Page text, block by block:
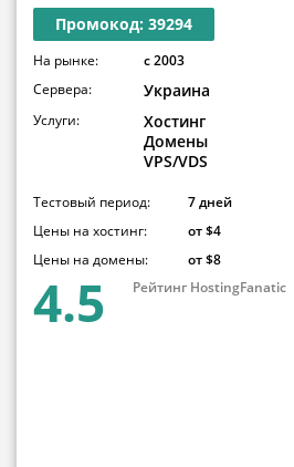
Промокод: 39294
На рынке:
с 2003
Сервера:
Украина
Услуги:
Хостинг
Домены
VPS/VDS
Тестовый период:
7 дней
Цены на хостинг:
от $4
Цены на домены:
от $8
4.5 Рейтинг HostingFanatic